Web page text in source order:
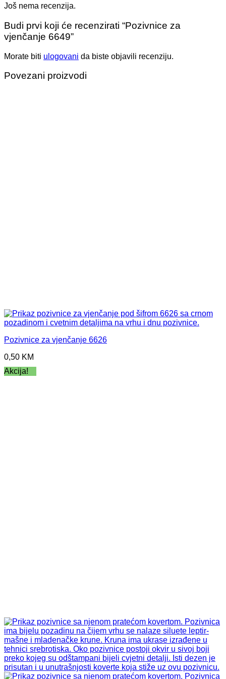
Još nema recenzija.
Budi prvi koji će recenzirati “Pozivnice za
vjenčanje 6649”
Morate biti ulogovani da biste objavili recenziju.
Povezani proizvodi
Pozivnice za vjenčanje 6626
0,50 KM
Akcija!